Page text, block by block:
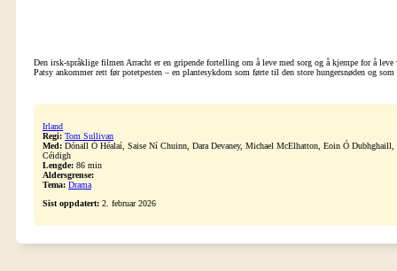
Den irsk-språklige filmen Arracht er en gripende fortelling om å leve med sorg og å kjempe for å
Patsy ankommer rett før potetpesten – en plantesykdom som førte til den store hungersnøden og
Irland
Regi: Tom Sullivan
Med: Dónall Ó Héalaí, Saise Ní Chuinn, Dara Devaney, Michael McElhatton, Eoin Ó
Céidigh
Lengde: 86 min
Aldersgrense:
Tema: Drama
Sist oppdatert: 2. februar 2026